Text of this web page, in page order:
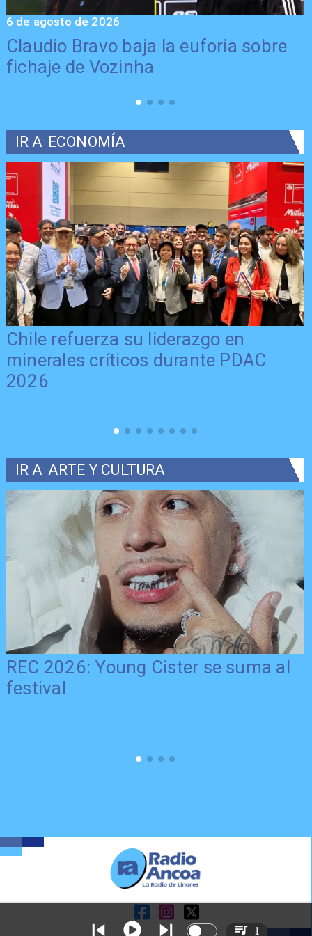
Claudio Bravo baja la euforia sobre
fichaje de Vozinha
6 de agosto de 2026
IR A ECONOMÍA
Chile refuerza su liderazgo en
minerales críticos durante PDAC
2026
IR A ARTE Y CULTURA
REC 2026: Young Cister se suma al
festival
1